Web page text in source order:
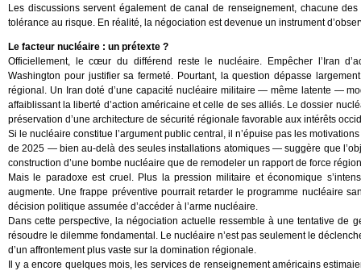
Les discussions servent également de canal de renseignement, chacune
tolérance au risque. En réalité, la négociation est devenue un instrument
Le facteur nucléaire : un prétexte ?
Officiellement, le cœur du différend reste le nucléaire. Empêcher l’Iran
Washington pour justifier sa fermeté. Pourtant, la question dépasse
régional. Un Iran doté d’une capacité nucléaire militaire — même latente —
affaiblissant la liberté d’action américaine et celle de ses alliés. Le dossier
préservation d’une architecture de sécurité régionale favorable aux intérêts
Si le nucléaire constitue l’argument public central, il n’épuise pas les
de 2025 — bien au-delà des seules installations atomiques — suggère que
construction d’une bombe nucléaire que de remodeler un rapport de force
Mais le paradoxe est cruel. Plus la pression militaire et économique
augmente. Une frappe préventive pourrait retarder le programme nucléaire
décision politique assumée d’accéder à l’arme nucléaire.
Dans cette perspective, la négociation actuelle ressemble à une tentative de
résoudre le dilemme fondamental. Le nucléaire n’est pas seulement le
d’un affrontement plus vaste sur la domination régionale.
Il y a encore quelques mois, les services de renseignement américains